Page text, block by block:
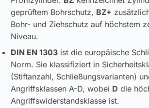
geprüftem Bohrschutz, BZ+
Bohr- und Ziehschutz auf höchstem
Niveau.
DIN EN 1303ist die europäische
Norm. Sie klassifiziert in
(Stiftanzahl, Schließungsvarianten)
Angriffsklassen A-D, wobei D die
Angriffswiderstandsklasse ist.